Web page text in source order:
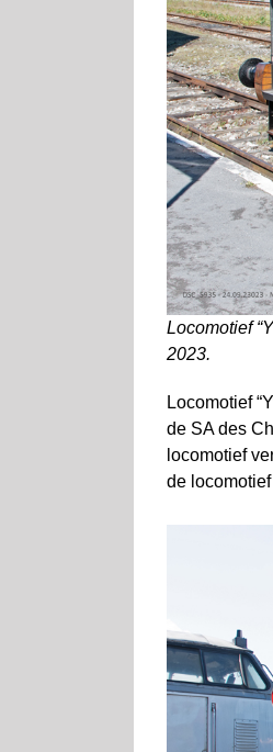
Locomotief
2023.
Locomotief
de SA des
locomotief
de